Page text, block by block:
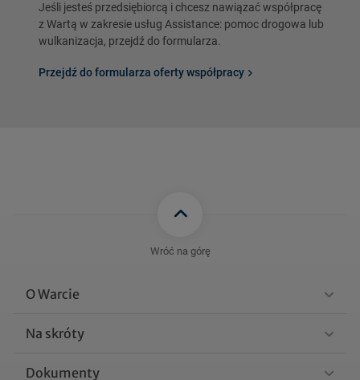
Jeśli jesteś przedsiębiorcą i chcesz nawiązać współpracę
z Wartą w zakresie usług Assistance: pomoc drogowa lub
wulkanizacja, przejdź do formularza.
Przejdź do formularza oferty współpracy
Wróć na górę
O Warcie
Na skróty
Dokumenty